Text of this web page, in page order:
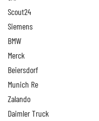
Scout24
Siemens
BMW
Merck
Beiersdorf
Munich Re
Zalando
Daimler Truck